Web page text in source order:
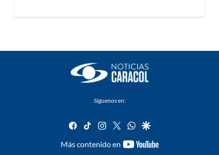
Síguenos en:
facebook
tiktok instagram
twitterwhatsapp
google
Más contenido en
youtube-